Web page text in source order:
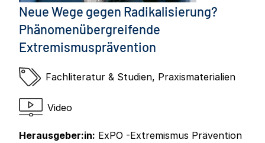
Neue Wege gegen Radikalisierung?
Phänomenübergreifende
Extremismusprävention
Fachliteratur & Studien, Praxismaterialien
Video
Herausgeber:in: ExPO -Extremismus Prävention